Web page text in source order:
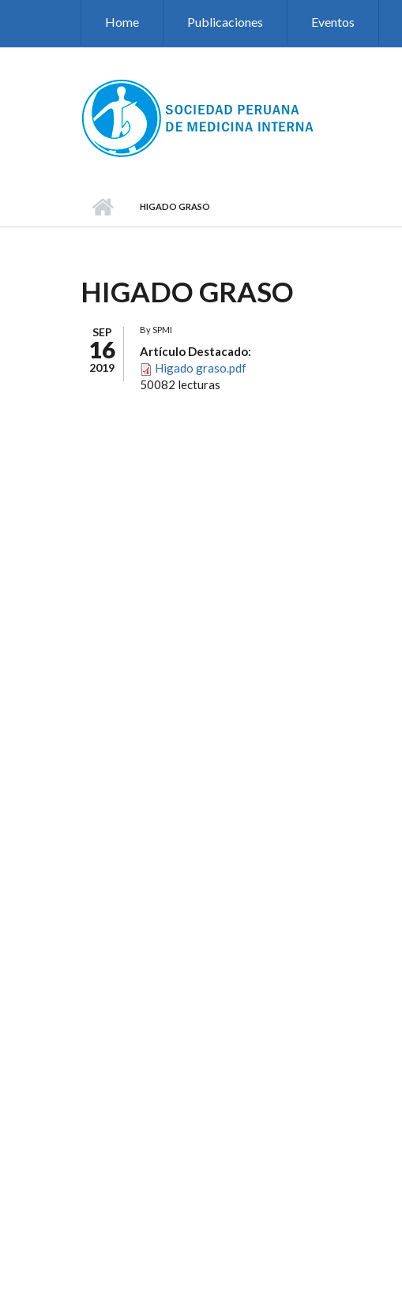
Home Publicaciones Eventos
HIGADO GRASO
HIGADO GRASO
SEP
16
2019
BySPMI
Artículo Destacado:
Higado graso.pdf
50082 lecturas